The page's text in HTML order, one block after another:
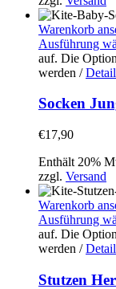
Warenkorb
Ausführung
auf. Die
werden /
Socken
€17,90
Enthält 20%
zzgl. Versand
Warenkorb
Ausführung
auf. Die
werden /
Stutzen